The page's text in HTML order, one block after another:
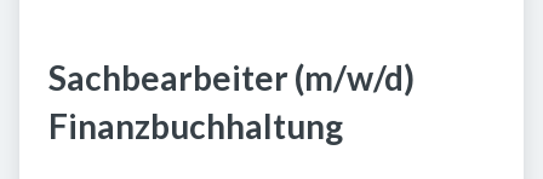
Sachbearbeiter (m/w/d)
Finanzbuchhaltung